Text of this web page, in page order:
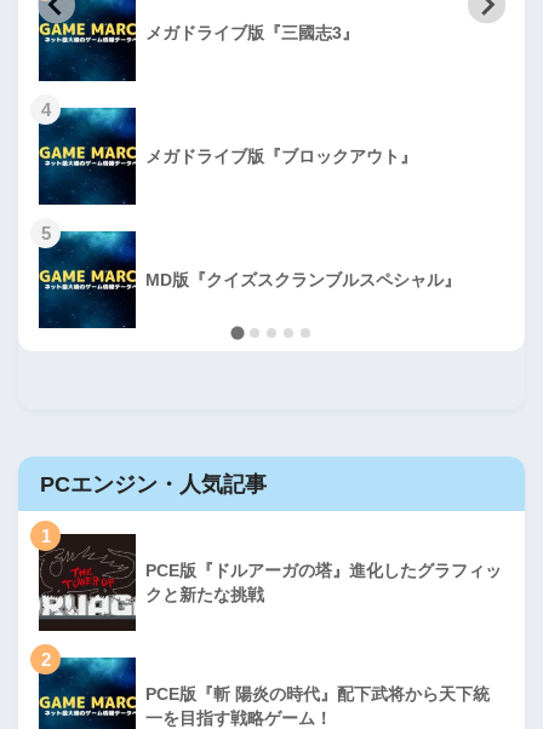
メガドライブ版『三國志3』
4
メガドライブ版『ブロックアウト』
5
MD版『クイズスクランブルスペシャル』
PCエンジン・人気記事
1
PCE版『ドルアーガの塔』進化したグラフィッ
クと新たな挑戦
2
PCE版『斬 陽炎の時代』配下武将から天下統
一を目指す戦略ゲーム！